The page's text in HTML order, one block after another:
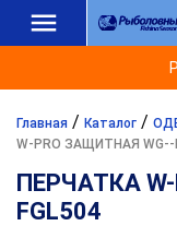
Главная / Каталог /
W-PRO ЗАЩИТНАЯ WG--
ПЕРЧАТКА
FGL504